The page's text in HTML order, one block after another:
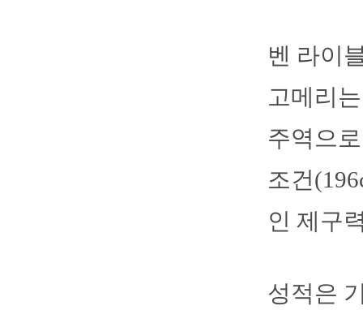
벤 라이
고메리
주역으
조건
인 제구
성적은